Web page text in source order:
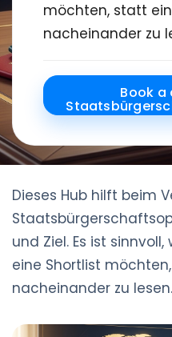
möchten, statt
nacheinander zu
Book a
Dieses Hub hilft beim
und Ziel. Es ist
eine Shortlist
nacheinander zu lesen.